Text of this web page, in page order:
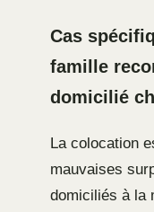
Cas
famille
domicilié
La colocation
mauvaises
domiciliés à la